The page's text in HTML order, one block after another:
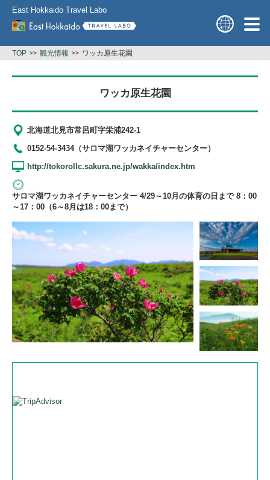
East Hokkaido Travel Labo
TOP 観光情報 ワッカ原生花園
ワッカ原生花園
北海道北見市常呂町字栄浦242-1
0152-54-3434（サロマ湖ワッカネイチャーセンター）
http://tokorollc.sakura.ne.jp/wakka/index.htm
サロマ湖ワッカネイチャーセンター 4/29～10月の体育の日まで 8：00
～17：00（6～8月は18：00まで）